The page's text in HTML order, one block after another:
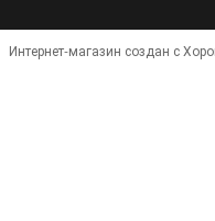
Интернет-магазин создан с